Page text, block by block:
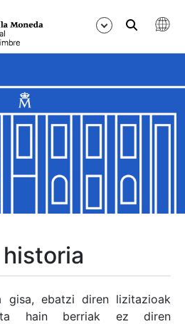
gisa, ebatzi diren lizitazioak
hain berriak ez diren